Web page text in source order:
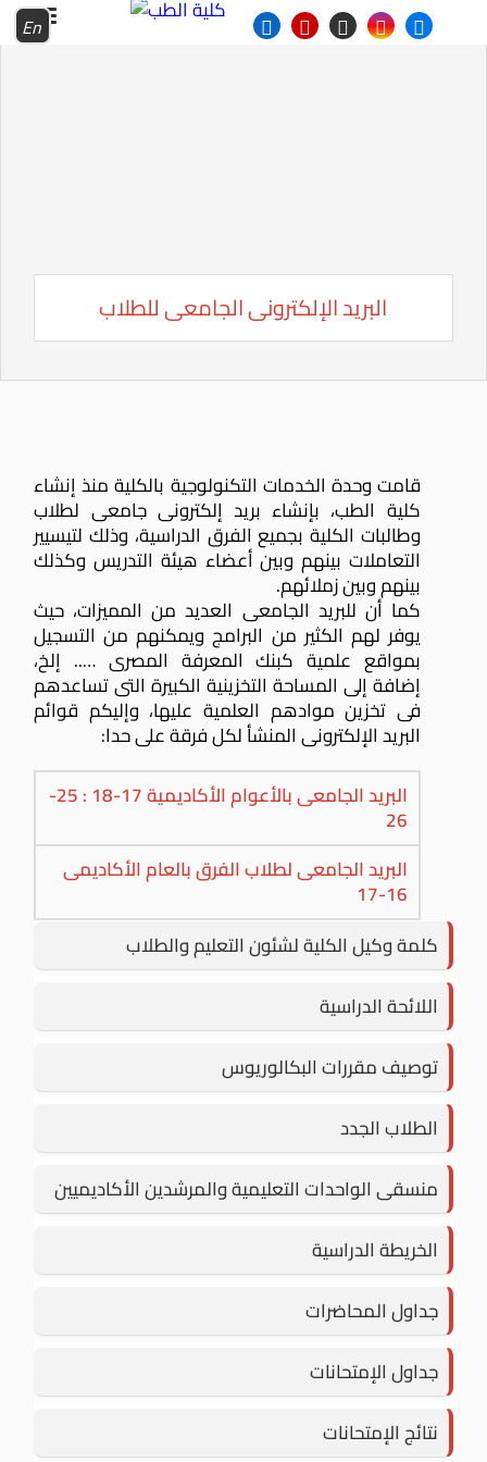
En
البريد الإلكترونى الجامعى للطلاب
قامت وحدة الخدمات التكنولوجية بالكلية منذ إنشاء
كلية الطب، بإنشاء بريد إلكترونى جامعى لطلاب
وطالبات الكلية بجميع الفرق الدراسية، وذلك لتيسيير
التعاملات بينهم وبين أعضاء هيئة التدريس وكذلك
بينهم وبين زملائهم.
كما أن للبريد الجامعى العديد من المميزات، حيث
يوفر لهم الكثير من البرامج ويمكنهم من التسجيل
بمواقع علمية كبنك المعرفة المصرى ….. إلخ،
إضافة إلى المساحة التخزينية الكبيرة التى تساعدهم
فى تخزين موادهم العلمية عليها، وإليكم قوائم
البريد الإلكترونى المنشأ لكل فرقة على حدا:
البريد الجامعى بالأعوام الأكاديمية 17-18 : 25-
26
البريد الجامعى لطلاب الفرق بالعام الأكاديمى
16-17
كلمة وكيل الكلية لشئون التعليم والطلاب
اللائحة الدراسية
توصيف مقررات البكالوريوس
الطلاب الجدد
منسقى الواحدات التعليمية والمرشدين الأكاديميين
الخريطة الدراسية
جداول المحاضرات
جداول الإمتحانات
نتائج الإمتحانات